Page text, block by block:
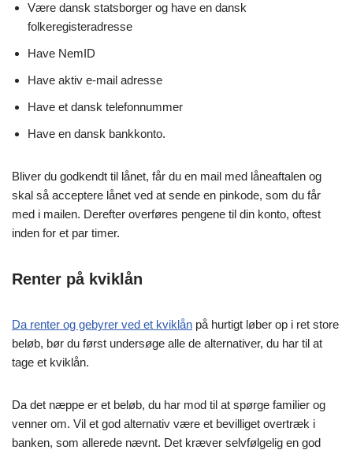
Være dansk statsborger og have en dansk
folkeregisteradresse
Have NemID
Have aktiv e-mail adresse
Have et dansk telefonnummer
Have en dansk bankkonto.
Bliver du godkendt til lånet, får du en mail med låneaftalen og
skal så acceptere lånet ved at sende en pinkode, som du får
med i mailen. Derefter overføres pengene til din konto, oftest
inden for et par timer.
Renter på kviklån
Da renter og gebyrer ved et kviklån på hurtigt løber op i ret store
beløb, bør du først undersøge alle de alternativer, du har til at
tage et kviklån.
Da det næppe er et beløb, du har mod til at spørge familier og
venner om. Vil et god alternativ være et bevilliget overtræk i
banken, som allerede nævnt. Det kræver selvfølgelig en god